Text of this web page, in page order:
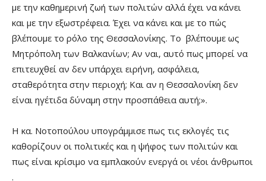
με την καθημερινή ζωή των πολιτών αλλά έχει να κάνει
και με την εξωστρέφεια. Έχει να κάνει και με το πώς
βλέπουμε το ρόλο της Θεσσαλονίκης. Το βλέπουμε ως
Μητρόπολη των Βαλκανίων; Αν ναι, αυτό πως μπορεί να
επιτευχθεί αν δεν υπάρχει ειρήνη, ασφάλεια,
σταθερότητα στην περιοχή; Και αν η Θεσσαλονίκη δεν
είναι ηγέτιδα δύναμη στην προσπάθεια αυτή;».
Η κα. Νοτοπούλου υπογράμμισε πως τις εκλογές τις
καθορίζουν οι πολιτικές και η ψήφος των πολιτών και
πως είναι κρίσιμο να εμπλακούν ενεργά οι νέοι άνθρωποι
.